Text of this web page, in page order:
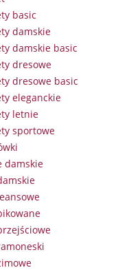
basic
damskie
damskie basic
dresowe
dresowe basic
eleganckie
letnie
sportowe
damskie